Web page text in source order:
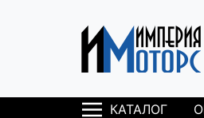
КАТАЛОГ